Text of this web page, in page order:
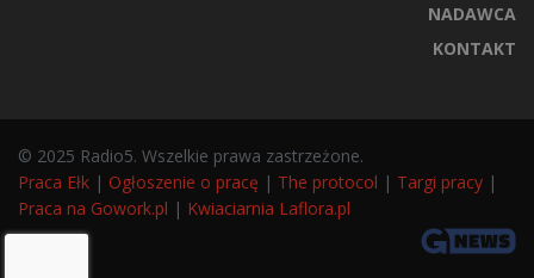
NADAWCA
KONTAKT
© 2025 Radio5. Wszelkie prawa zastrzeżone.
Praca Ełk | Ogłoszenie o pracę | The protocol | Targi pracy |
Praca na Gowork.pl | Kwiaciarnia Laflora.pl